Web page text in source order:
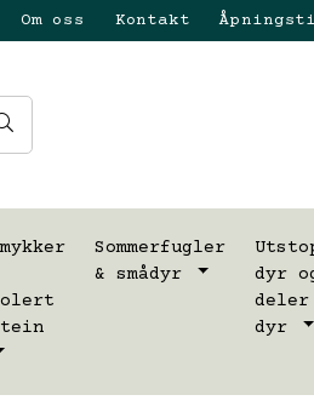
Om oss Kontakt
Sommerfugler
& smådyr
dyr
deler
dyr